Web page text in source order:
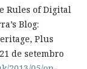
Rules of Digital
Blog:
Plus
de setembro